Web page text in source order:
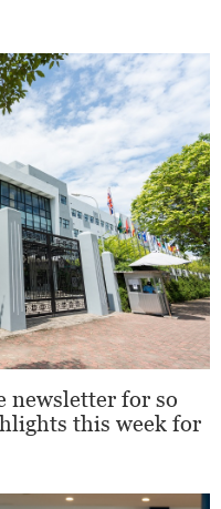
newsletter for so
this week for